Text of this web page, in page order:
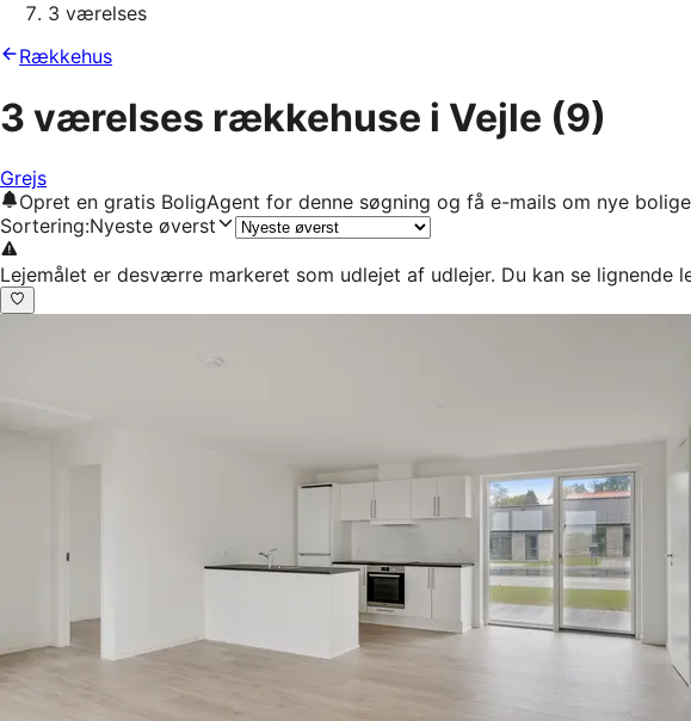
3 værelses
Rækkehus
3 værelses rækkehuse i Vejle (9)
Grejs
Opret en gratis BoligAgent for denne søgning og få e-mails om nye
Sortering:Nyeste øverst
Lejemålet er desværre markeret som udlejet af udlejer. Du kan se lignende